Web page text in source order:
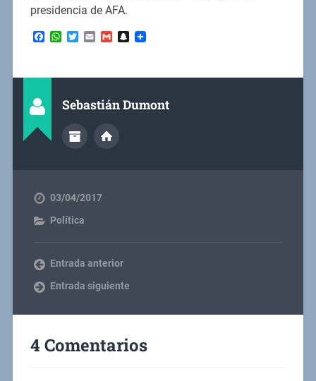
presidencia de AFA.
Facebook
WhatsApp
Twitter
EmailGmailSnapchat
Sebastián Dumont
03/04/2017
Política
Entrada anterior
Entrada siguiente
4 Comentarios